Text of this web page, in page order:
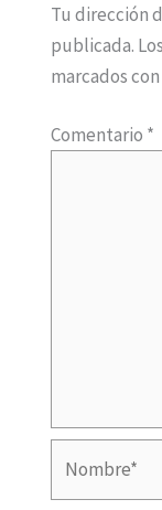
E
v
e
t
Tu dirección
publicada.
marcados con
Comentario *